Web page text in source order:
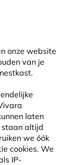
onze website
van je
laten
staan altijd
we óók
cookies. We
IP-